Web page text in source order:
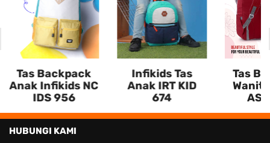
Tas Backpack
Anak Infikids NC
IDS 956
Infikids Tas
Anak IRT KID
674
Tas
HUBUNGI KAMI